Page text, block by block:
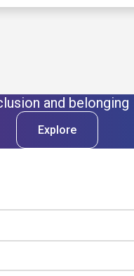
and belonging
Explore